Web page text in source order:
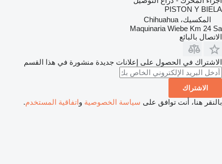
PISTON Y BIELA
المكسيك، Chihuahua
Maquinaria Wiebe Km 24 Sa
الاتصال بالبائع
الاشتراك في الحصول على إعلانات جديدة منشورة في هذا القسم
الاشتراك
بالنقر هنا، أنت توافق على سياسة الخصوصية واتفاقية المستخدم.